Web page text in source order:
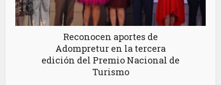
Reconocen aportes de
Adompretur en la tercera
edición del Premio Nacional de
Turismo